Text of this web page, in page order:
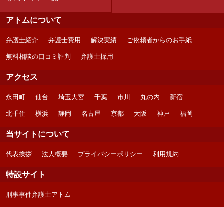
アトムについて
弁護士紹介 弁護士費用 解決実績 ご依頼者からのお手紙
無料相談の口コミ評判 弁護士採用
アクセス
永田町 仙台 埼玉大宮 千葉 市川 丸の内 新宿
北千住 横浜 静岡 名古屋 京都 大阪 神戸 福岡
当サイトについて
代表挨拶 法人概要 プライバシーポリシー 利用規約
特設サイト
刑事事件弁護士アトム